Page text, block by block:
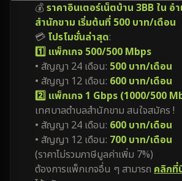
💰ราคาอินเตอร์เน็ตบ้าน 3BB ใน
สำนักขาม เริ่มต้นที่ 500 บาท/เดือน
💳 โปรโมชั่นล่าสุด:
1️⃣ แพ็กเกจ 500/500 Mbps
• สัญญา 24 เดือน: 500 บาท/เดือน
• สัญญา 12 เดือน: 600 บาท/เดือน
2️⃣ แพ็กเกจ 1 Gbps (1000/500
เทศบาลตำบลสำนักขาม สนใจสมัคร !
• สัญญา 24 เดือน: 600 บาท/เดือน
• สัญญา 12 เดือน: 700 บาท/เดือน
(ราคาไม่รวมภาษีมูลค่าเพิ่ม 7%)
ต้องการแพ็กเกจอื่น ๆ สามารถ คลิกที่